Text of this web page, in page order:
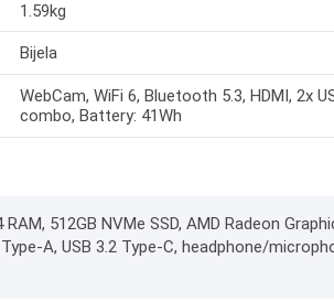
1.59kg
Bijela
WebCam, WiFi 6, Bluetooth 5.3, HDMI, 2x
combo, Battery: 41Wh
RAM, 512GB NVMe SSD, AMD Radeon
A, USB 3.2 Type-C, headphone/